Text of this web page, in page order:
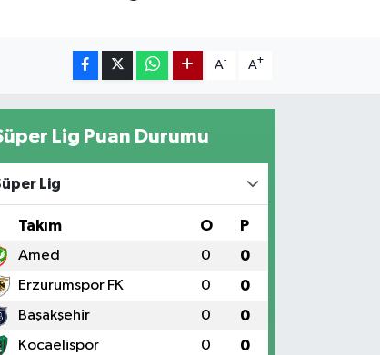
A- A+
Lig Puan Durumu
Lig
Takım O P
Amed 0 0
Erzurumspor FK 0 0
Başakşehir 0 0
Kocaelispor 0 0